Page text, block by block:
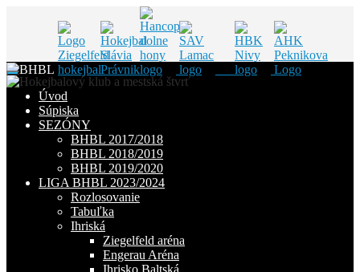
Skip
content
Úvod
Súpiska
SEZÓNY
BHBL 2017/2018
BHBL 2018/2019
BHBL 2019/2020
LIGA BHBL 2023/2024
Rozlosovanie
Tabuľka
Ihriská
Ziegelfeld aréna
Engerau Aréna
Ihrisko Baltská